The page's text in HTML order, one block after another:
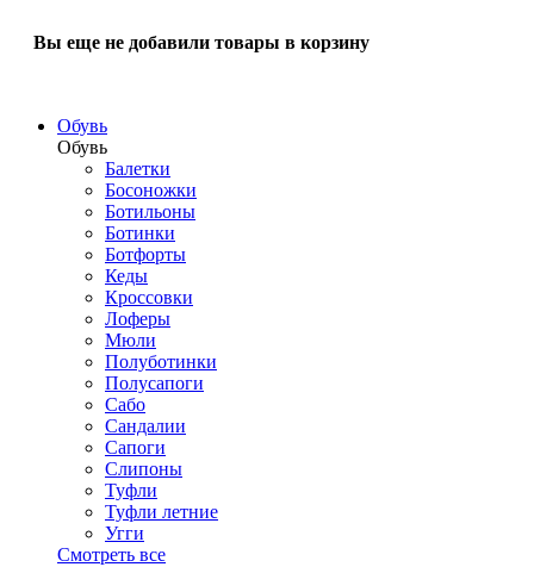
Вы еще не добавили товары в корзину
Обувь
Обувь
Балетки
Босоножки
Ботильоны
Ботинки
Ботфорты
Кеды
Кроссовки
Лоферы
Мюли
Полуботинки
Полусапоги
Сабо
Сандалии
Сапоги
Слипоны
Туфли
Туфли летние
Угги
Смотреть все